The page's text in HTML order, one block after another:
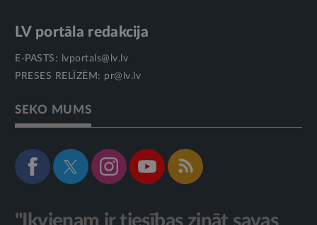
LV portāla redakcija
E-PASTS:
lvportals@lv.lv
PRESES RELĪZĒM: pr@lv.lv
SEKO MUMS
"Ikvienam ir tiesības zināt savas